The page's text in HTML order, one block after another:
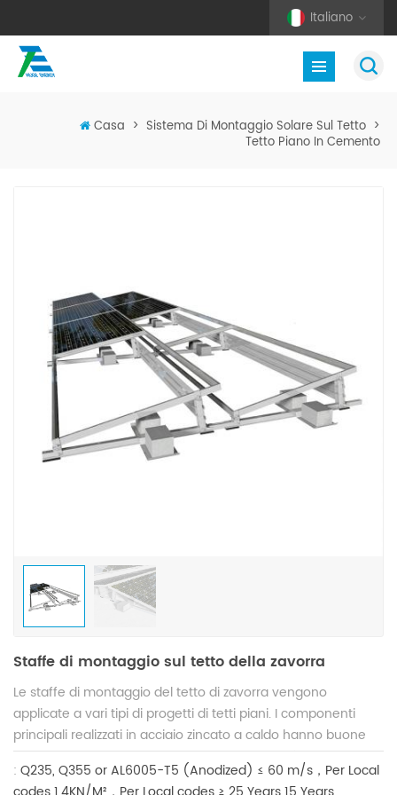
Italiano
Casa > Sistema Di Montaggio Solare Sul Tetto >
Tetto Piano In Cemento
Staffe di montaggio sul tetto della zavorra
Le staffe di montaggio del tetto di zavorra vengono
applicate a vari tipi di progetti di tetti piani. I componenti
principali realizzati in acciaio zincato a caldo hanno buone
prestazioni di resistenza della struttura, stabilità e
anticorrosione e sono compatibili con vari moduli solari. Il
: Q235, Q355 or AL6005-T5 (Anodized) ≤ 60 m/s，Per Local